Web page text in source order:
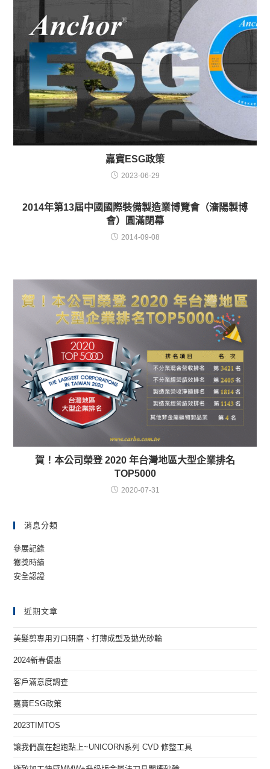
嘉寶ESG政策
2023-06-29
2014年第13屆中國國際裝備製造業博覽會（瀋陽製博
會）圓滿閉幕
2014-09-08
賀！本公司榮登 2020 年台灣地區大型企業排名
TOP5000
2020-07-31
消息分類
參展記錄
獲獎時績
安全認證
近期文章
美髮剪專用刃口研磨、打薄成型及拋光砂輪
2024新春優惠
客戶滿意度調查
嘉寶ESG政策
2023TIMTOS
讓我們贏在起跑點上~UNICORN系列 CVD 修整工具